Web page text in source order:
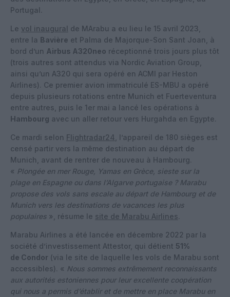
Portugal.
Le vol inaugural de MArabu a eu lieu le 15 avril 2023,
entre la Bavière et Palma de Majorque-Son Sant Joan, à
bord d’un Airbus A320neo réceptionné trois jours plus tôt
(trois autres sont attendus via Nordic Aviation Group,
ainsi qu’un A320 qui sera opéré en ACMI par Heston
Airlines). Ce premier avion immatriculé ES-MBU a opéré
depuis plusieurs rotations entre Munich et Fuerteventura
entre autres, puis le 1er mai a lancé les opérations à
Hambourg avec un aller retour vers Hurgahda en Egypte.
Ce mardi selon Flightradar24 , l’appareil de 180 sièges est
censé partir vers la même destination au départ de
Munich, avant de rentrer de nouveau à Hambourg.
« Plongée en mer Rouge, Yamas en Grèce, sieste sur la
plage en Espagne ou dans l’Algarve portugaise ? Marabu
propose des vols sans escale au départ de Hambourg et de
Munich vers les destinations de vacances les plus
populaires », résume le site de Marabu Airlines.
Marabu Airlines a été lancée en décembre 2022 par la
société d’investissement Attestor, qui détient 51%
de Condor (via le site de laquelle les vols de Marabu sont
accessibles). « Nous sommes extrêmement reconnaissants
aux autorités estoniennes pour leur excellente coopération
qui nous a permis d’établir et de mettre en place Marabu en